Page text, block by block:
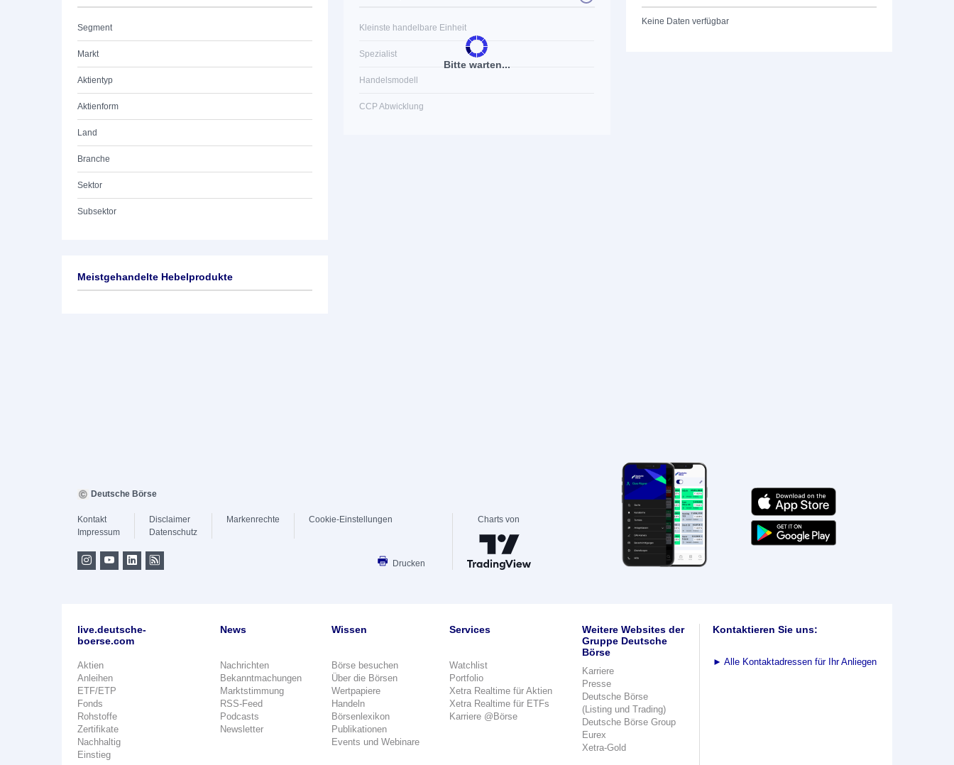
Segment
Markt
Aktientyp
Aktienform
Land
Branche
Sektor
Subsektor
Bitte warten...
Kleinste handelbare Einheit
Spezialist
Handelsmodell
CCP Abwicklung
Keine Daten verfügbar
Meistgehandelte Hebelprodukte
Deutsche Börse
Kontakt
Impressum
Disclaimer
Datenschutz
Markenrechte Cookie-Einstellungen
Drucken
Charts von
live.deutsche-
boerse.com
Aktien
Anleihen
ETF/ETP
Fonds
Rohstoffe
Zertifikate
Nachhaltig
Einstieg
News
Nachrichten
Bekanntmachungen
Marktstimmung
RSS-Feed
Podcasts
Newsletter
Wissen
Börse besuchen
Über die Börsen
Wertpapiere
Handeln
Börsenlexikon
Publikationen
Events und Webinare
Services
Watchlist
Portfolio
Xetra Realtime für Aktien
Xetra Realtime für ETFs
Karriere @Börse
Weitere Websites der
Gruppe Deutsche
Börse
Karriere
Presse
Deutsche Börse
(Listing und Trading)
Deutsche Börse Group
Eurex
Xetra-Gold
Kontaktieren Sie uns:
► Alle Kontaktadressen für Ihr Anliegen